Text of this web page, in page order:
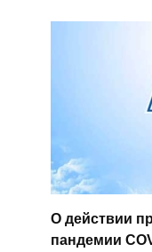
О действии
пандемии